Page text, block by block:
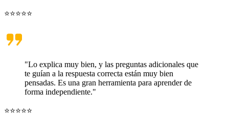
⭐⭐⭐⭐⭐
"Lo explica muy bien, y las preguntas adicionales que
te guían a la respuesta correcta están muy bien
pensadas. Es una gran herramienta para aprender de
forma independiente."
⭐⭐⭐⭐⭐